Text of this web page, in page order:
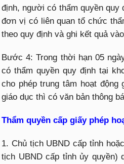
định, người có thẩm quyền
đơn vị có liên quan tổ chức
theo quy định và ghi kết quả
Bước 4: Trong thời hạn 05
có thẩm quyền quy định tại
cho phép trung tâm hoạt động
giáo dục thì có văn bản thông
Thẩm quyền cấp giấy phép
1. Chủ tịch UBND cấp tỉnh
tịch UBND cấp tỉnh ủy quyền)